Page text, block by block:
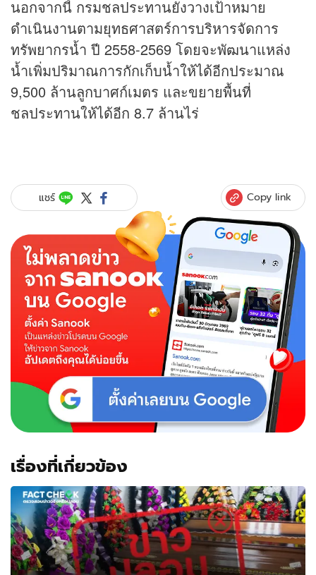
นอกจากนี้ กรมชลประทานยังวางเป้าหมาย
ดำเนินงานตามยุทธศาสตร์การบริหารจัดการ
ทรัพยากรน้ำ ปี 2558-2569 โดยจะพัฒนาแหล่ง
น้ำเพิ่มปริมาณการกักเก็บน้ำให้ได้อีกประมาณ
9,500 ล้านลูกบาศก์เมตร และขยายพื้นที่
ชลประทานให้ได้อีก 8.7 ล้านไร่
แชร์ Copy link
เรื่องที่เกี่ยวข้อง